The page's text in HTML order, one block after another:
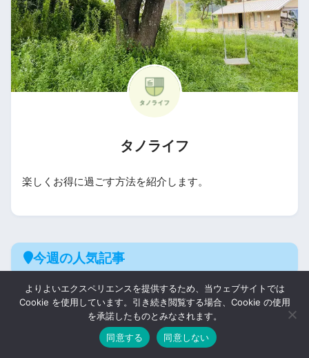
タノライフ
楽しくお得に過ごす方法を紹介します。
今週の人気記事
年間人気記事ランキング
よりよいエクスペリエンスを提供するため、当ウェブサイトでは
Cookie を使用しています。引き続き閲覧する場合、Cookie の使用
を承諾したものとみなされます。
同意する
同意しない